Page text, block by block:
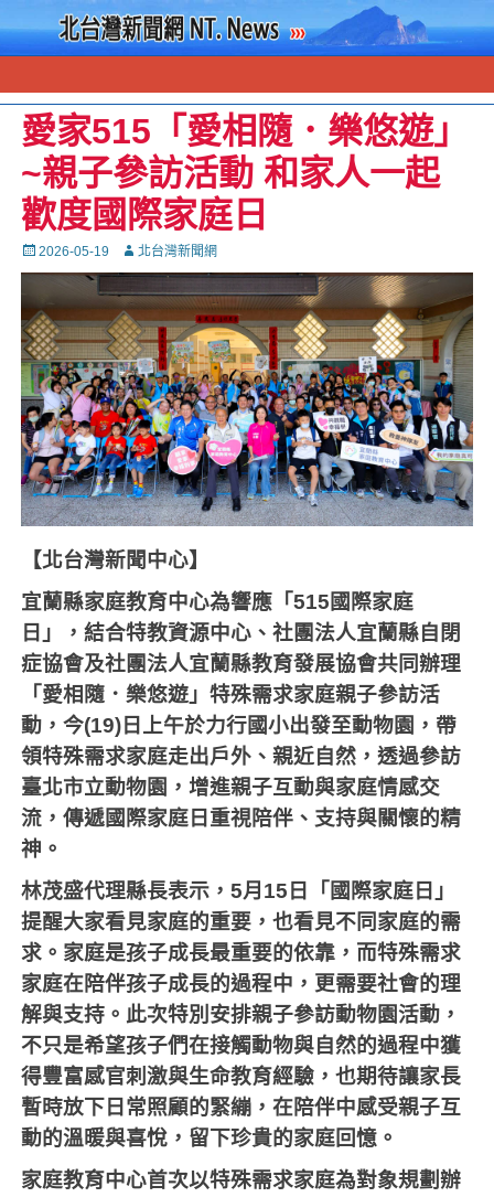
愛家515「愛相隨．樂悠遊」
~親子參訪活動 和家人一起
歡度國際家庭日
Posted
on
2026-05-19 Autor北台灣新聞網
【北台灣新聞中心】
宜蘭縣家庭教育中心為響應「515國際家庭
日」，結合特教資源中心、社團法人宜蘭縣自閉
症協會及社團法人宜蘭縣教育發展協會共同辦理
「愛相隨．樂悠遊」特殊需求家庭親子參訪活
動，今(19)日上午於力行國小出發至動物園，帶
領特殊需求家庭走出戶外、親近自然，透過參訪
臺北市立動物園，增進親子互動與家庭情感交
流，傳遞國際家庭日重視陪伴、支持與關懷的精
神。
林茂盛代理縣長表示，5月15日「國際家庭日」
提醒大家看見家庭的重要，也看見不同家庭的需
求。家庭是孩子成長最重要的依靠，而特殊需求
家庭在陪伴孩子成長的過程中，更需要社會的理
解與支持。此次特別安排親子參訪動物園活動，
不只是希望孩子們在接觸動物與自然的過程中獲
得豐富感官刺激與生命教育經驗，也期待讓家長
暫時放下日常照顧的緊繃，在陪伴中感受親子互
動的溫暖與喜悅，留下珍貴的家庭回憶。
家庭教育中心首次以特殊需求家庭為對象規劃辦